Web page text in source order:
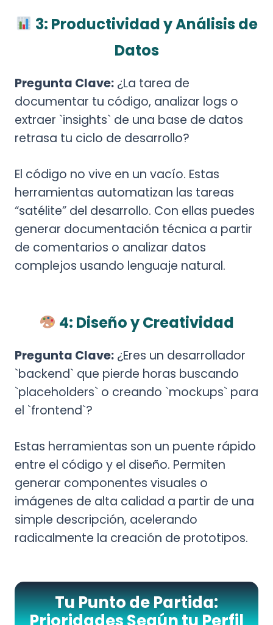
3: Productividad y Análisis de
Datos
Pregunta Clave: ¿La tarea de
documentar tu código, analizar logs o
extraer `insights` de una base de datos
retrasa tu ciclo de desarrollo?
El código no vive en un vacío. Estas
herramientas automatizan las tareas
“satélite” del desarrollo. Con ellas puedes
generar documentación técnica a partir
de comentarios o analizar datos
complejos usando lenguaje natural.
4: Diseño y Creatividad
Pregunta Clave: ¿Eres un desarrollador
`backend` que pierde horas buscando
`placeholders` o creando `mockups` para
el `frontend`?
Estas herramientas son un puente rápido
entre el código y el diseño. Permiten
generar componentes visuales o
imágenes de alta calidad a partir de una
simple descripción, acelerando
radicalmente la creación de prototipos.
Tu Punto de Partida: